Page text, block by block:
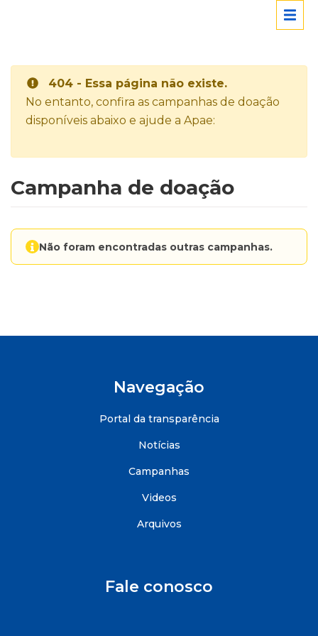
404 - Essa página não existe.
No entanto, confira as campanhas de doação
disponíveis abaixo e ajude a Apae:
Campanha de doação
Não foram encontradas outras campanhas.
Navegação
Portal da transparência
Notícias
Campanhas
Videos
Arquivos
Fale conosco